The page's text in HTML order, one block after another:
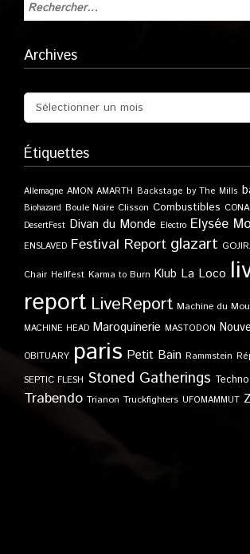
Archives
Étiquettes
Allemagne AMON AMARTH Backstage by The Mills
Biohazard Boule Noire Clisson Combustibles
DesertFest Divan du Monde Electro Elysée
ENSLAVED Festival Report glazart
Chair Hellfest Karma to Burn Klub La Loco
report LiveReport Machine du
MACHINE HEAD Maroquinerie MASTODON
OBITUARY paris Petit Bain Rammstein
SEPTIC FLESH Stoned Gatherings Techno
Trabendo Trianon Truckfighters UFOMAMMUT